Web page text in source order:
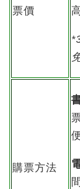
票價
購票方法